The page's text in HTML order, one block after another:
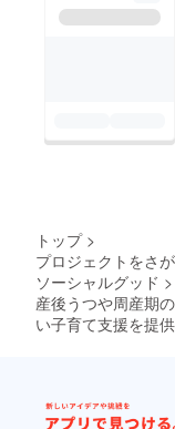
トップ >
プロジェクトをさ
ソーシャルグッド >
産後うつや周産期
い子育て支援を提供